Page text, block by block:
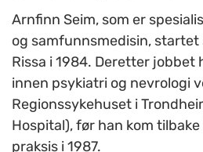
Arnfinn Seim, som er
og samfunnsmedisin,
Rissa i 1984. Deretter jobbet
innen psykiatri og nevrologi
Regionssykehuset i
Hospital), før han kom
praksis i 1987.